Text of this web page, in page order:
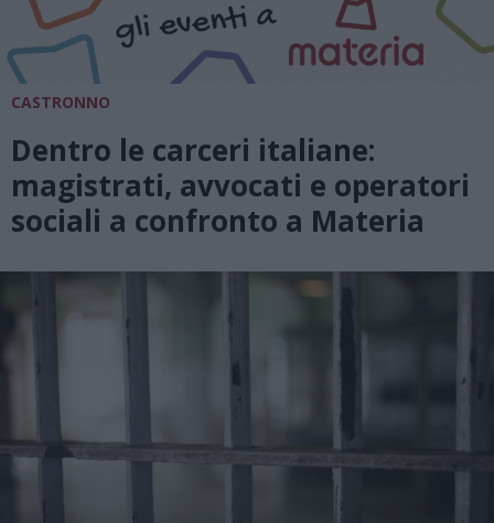
CASTRONNO
Dentro le carceri italiane:
magistrati, avvocati e operatori
sociali a confronto a Materia